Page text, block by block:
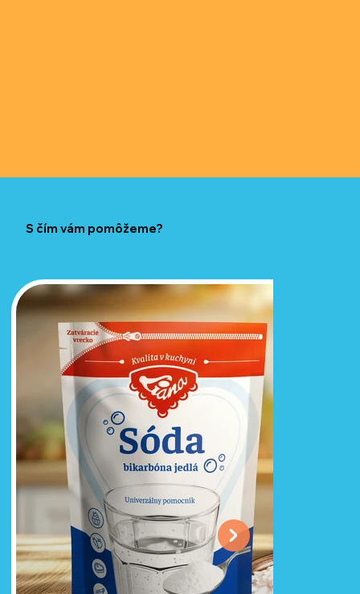
S čím vám pomôžeme?